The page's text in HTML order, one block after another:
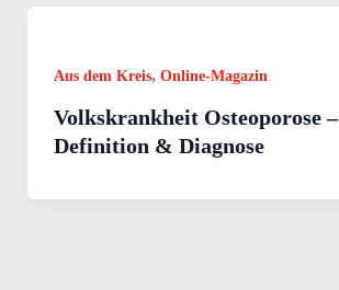
Aus dem Kreis, Online-Magazin
Volkskrankheit Osteoporose –
Definition & Diagnose